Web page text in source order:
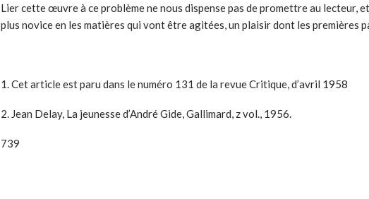
Lier cette œuvre à ce problème ne nous dispense pas de promettre au lecteur,
plus novice en les matières qui vont être agitées, un plaisir dont les premières
1. Cet article est paru dans le numéro 131 de la revue Critique, d’avril 1958
2. Jean Delay, La jeunesse d’André Gide, Gallimard, z vol., 1956.
739